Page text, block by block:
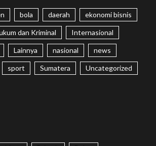
bola daerah ekonomi bisnis
dan Kriminal Internasional
Lainnya nasional news
sport Sumatera Uncategorized